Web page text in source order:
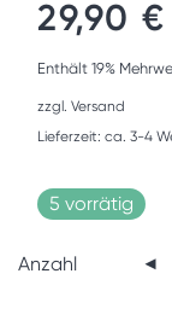
29,90 €
Enthält 19%
zzgl. Versand
Lieferzeit: ca. 3-4
5 vorrätig
Anzahl